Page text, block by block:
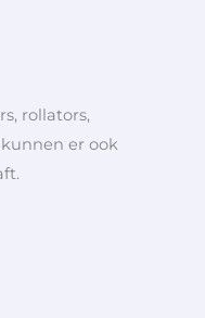
rollators,
er ook